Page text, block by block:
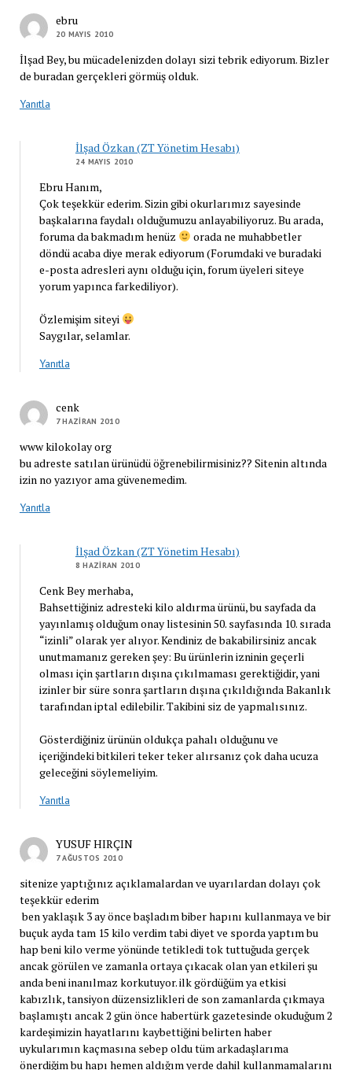
ebru
20 MAYIS 2010
İlşad Bey, bu mücadelenizden dolayı sizi tebrik ediyorum. Bizler
de buradan gerçekleri görmüş olduk.
Yanıtla
İlşad Özkan (ZT Yönetim Hesabı)
24 MAYIS 2010
Ebru Hanım,
Çok teşekkür ederim. Sizin gibi okurlarımız sayesinde
başkalarına faydalı olduğumuzu anlayabiliyoruz. Bu arada,
foruma da bakmadım henüz
orada ne muhabbetler
döndü acaba diye merak ediyorum (Forumdaki ve buradaki
e-posta adresleri aynı olduğu için, forum üyeleri siteye
yorum yapınca farkediliyor).
Özlemişim siteyi
Saygılar, selamlar.
Yanıtla
cenk
7 HAZIRAN 2010
www kilokolay org
bu adreste satılan ürünüdü öğrenebilirmisiniz?? Sitenin altında
izin no yazıyor ama güvenemedim.
Yanıtla
İlşad Özkan (ZT Yönetim Hesabı)
8 HAZIRAN 2010
Cenk Bey merhaba,
Bahsettiğiniz adresteki kilo aldırma ürünü, bu sayfada da
yayınlamış olduğum onay listesinin 50. sayfasında 10. sırada
“izinli” olarak yer alıyor. Kendiniz de bakabilirsiniz ancak
unutmamanız gereken şey: Bu ürünlerin izninin geçerli
olması için şartların dışına çıkılmaması gerektiğidir, yani
izinler bir süre sonra şartların dışına çıkıldığında Bakanlık
tarafından iptal edilebilir. Takibini siz de yapmalısınız.
Gösterdiğiniz ürünün oldukça pahalı olduğunu ve
içeriğindeki bitkileri teker teker alırsanız çok daha ucuza
geleceğini söylemeliyim.
Yanıtla
YUSUF HIRÇIN
7 AĞUSTOS 2010
sitenize yaptığınız açıklamalardan ve uyarılardan dolayı çok
teşekkür ederim
ben yaklaşık 3 ay önce başladım biber hapını kullanmaya ve bir
buçuk ayda tam 15 kilo verdim tabi diyet ve sporda yaptım bu
hap beni kilo verme yönünde tetikledi tok tuttuğuda gerçek
ancak görülen ve zamanla ortaya çıkacak olan yan etkileri şu
anda beni inanılmaz korkutuyor. ilk gördüğüm ya etkisi
kabızlık, tansiyon düzensizlikleri de son zamanlarda çıkmaya
başlamıştı ancak 2 gün önce habertürk gazetesinde okuduğum 2
kardeşimizin hayatlarını kaybettiğini belirten haber
uykularımın kaçmasına sebep oldu tüm arkadaşlarıma
önerdiğim bu hapı hemen aldığım yerde dahil kullanmamalarını